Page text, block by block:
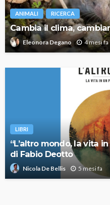
ANIMALI RICERCA
Cambia il clima,
Eleonora Degano 4 mesi fa
LIBRI
“L’altro mondo, la vita
di Fabio Deotto
Nicola De Bellis 5 mesi fa